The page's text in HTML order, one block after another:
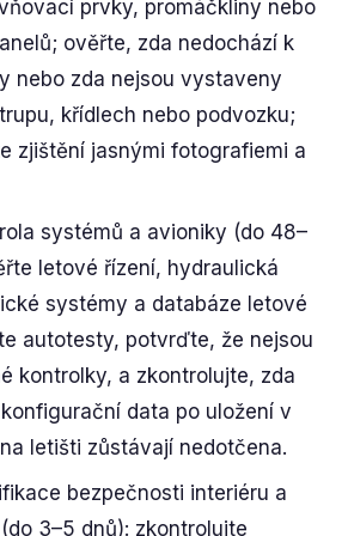
prvky, promáčkliny nebo
ověřte, zda nedochází k
nebo zda nejsou vystaveny
křídlech nebo podvozku;
zjištění jasnými fotografiemi a
systémů a avioniky (do 48–
letové řízení, hydraulická
systémy a databáze letové
autotesty, potvrďte, že nejsou
kontrolky, a zkontrolujte, zda
data po uložení v
letišti zůstávají nedotčena.
bezpečnosti interiéru a
3–5 dnů): zkontrolujte